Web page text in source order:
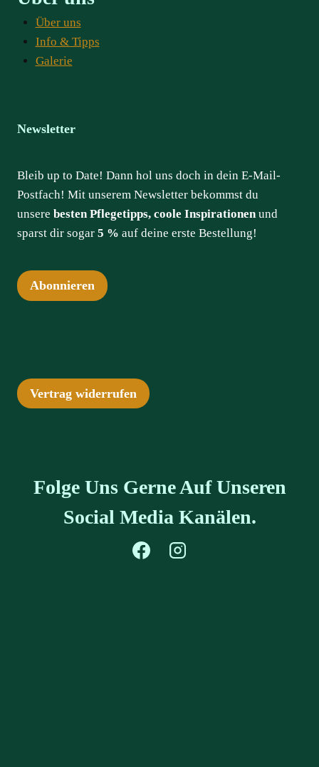
Über uns
Info & Tipps
Galerie
Newsletter
Bleib up to Date! Dann hol uns doch in dein E-Mail-
Postfach! Mit unserem Newsletter bekommst du
unsere besten Pflegetipps, coole Inspirationenund
sparst dir sogar 5 % auf deine erste Bestellung!
Abonnieren
Vertrag widerrufen
Folge Uns Gerne Auf Unseren
Social Media Kanälen.